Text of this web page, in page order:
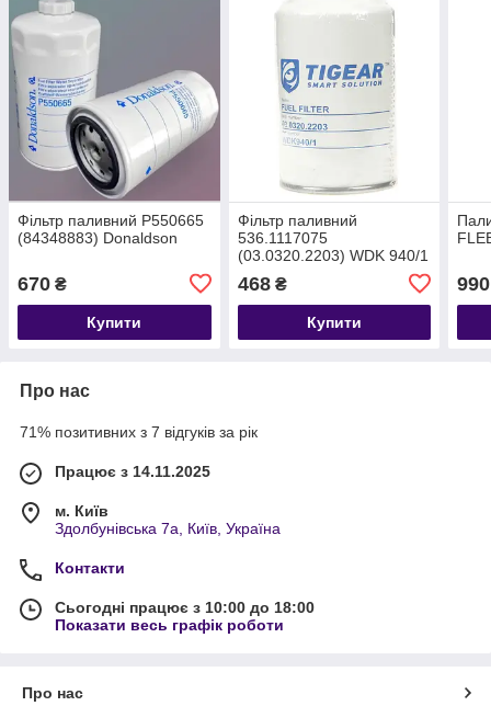
Фільтр паливний P550665
(84348883) Donaldson
670 ₴
Купити
Фільтр паливний
536.1117075
(03.0320.2203) WDK 940/1
468₴
Купити
990
Про нас
71% позитивних з 7 відгуків за рік
Працює з 14.11.2025
м. Київ
Здолбунівська 7а, Київ, Україна
Контакти
Сьогодні працює з 10:00 до 18:00
Показати весь графік роботи
Про нас